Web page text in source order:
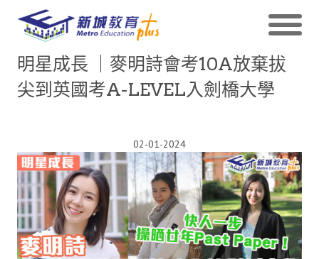
明星成長 ｜麥明詩會考10A放棄拔
尖到英國考A-LEVEL入劍橋大學
02-01-2024